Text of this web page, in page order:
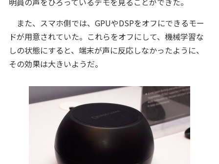
また、スマホ側では、GPUやDSPをオフにできるモー
ドが用意されていた。これらをオフにして、機械学習な
しの状態にすると、端末が声に反応しなかったように、
その効果は大きいようだ。